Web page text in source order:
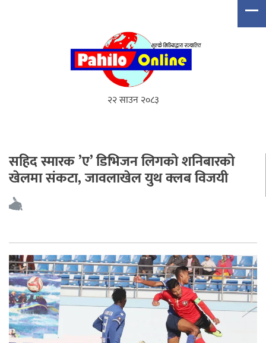
२२ साउन २०८३
सहिद स्मारक ’ए’ डिभिजन लिगको शनिबारको
खेलमा संकटा, जावलाखेल युथ क्लब विजयी